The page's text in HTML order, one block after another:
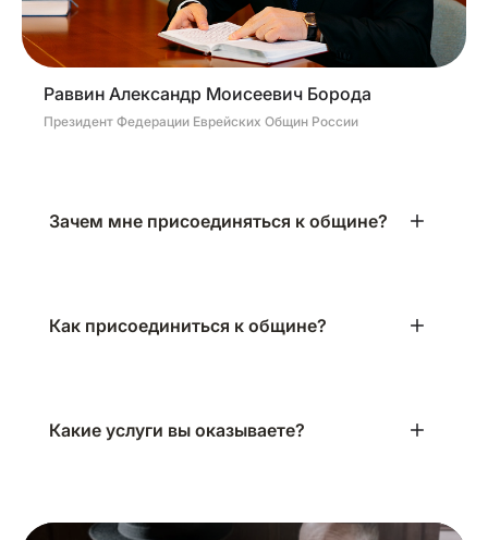
Раввин Александр Моисеевич Борода
Президент Федерации Еврейских Общин России
Зачем мне присоединяться к общине?
Как присоединиться к общине?
Какие услуги вы оказываете?